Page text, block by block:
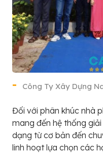
Công Ty Xây Dựng
Đối với phân khúc nhà
mang đến hệ thống
dạng từ cơ bản đến
linh hoạt lựa chọn các